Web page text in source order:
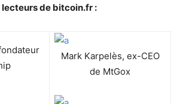
lecteurs de bitcoin.fr :
Mark Karpelès, ex-CEO
de MtGox